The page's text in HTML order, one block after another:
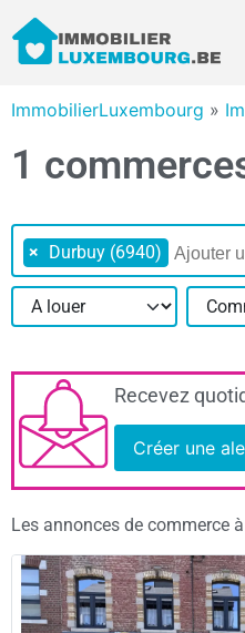
ImmobilierLuxembourg »
1
× Durbuy (6940)
Recevez
Créer une
Les annonces de commerce